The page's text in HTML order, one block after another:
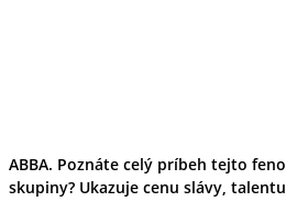
ABBA. Poznáte celý príbeh tejto
skupiny? Ukazuje cenu slávy,